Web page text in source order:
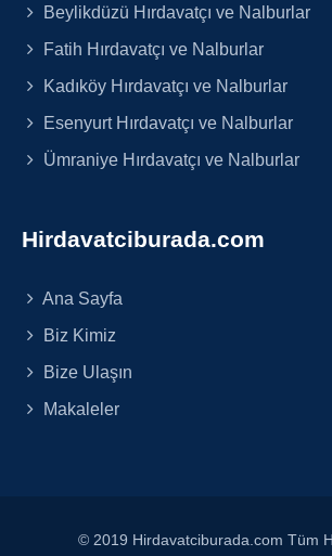
Beylikdüzü Hırdavatçı ve Nalburlar
Fatih Hırdavatçı ve Nalburlar
Kadıköy Hırdavatçı ve Nalburlar
Esenyurt Hırdavatçı ve Nalburlar
Ümraniye Hırdavatçı ve Nalburlar
Hirdavatciburada.com
Ana Sayfa
Biz Kimiz
Bize Ulaşın
Makaleler
© 2019 Hirdavatciburada.com Tüm